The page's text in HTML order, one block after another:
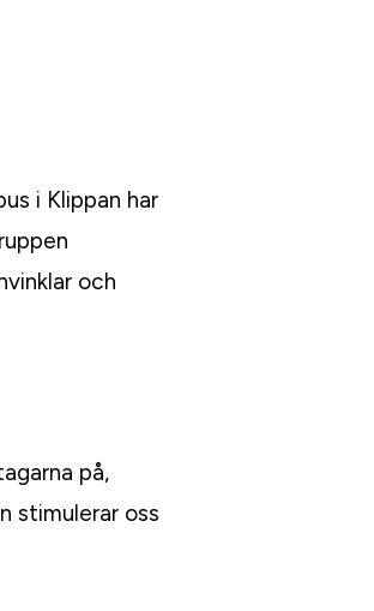
i Klippan har
och
på,
stimulerar oss